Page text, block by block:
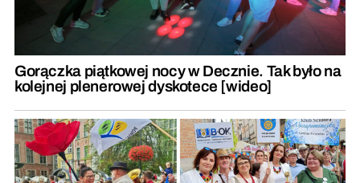
Gorączka piątkowej nocy w Decznie. Tak było na
kolejnej plenerowej dyskotece [wideo]